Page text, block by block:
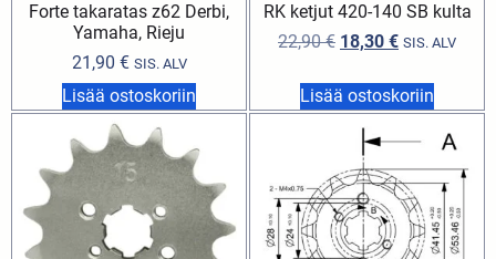
Forte takaratas z62 Derbi,
Yamaha, Rieju
21,90 € SIS. ALV
Lisää ostoskoriin
RK ketjut 420-140 SB kulta
22,90€ 18,30 € SIS. ALV
Lisää ostoskoriin